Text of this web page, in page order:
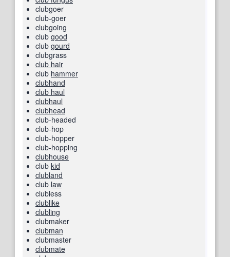
clubgoer
club-goer
clubgoing
club good
club gourd
clubgrass
club hair
club hammer
clubhand
club haul
clubhaul
clubhead
club-headed
club-hop
club-hopper
club-hopping
clubhouse
club kid
clubland
club law
clubless
clublike
clubling
clubmaker
clubman
clubmaster
clubmate